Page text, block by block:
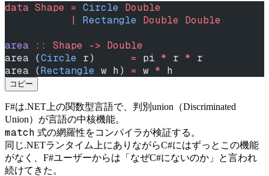
data Shape = Circle Double
           |
Rectangle Double Double
area :: Shape -> Double
area (Circle r) = pi * r * r
area (Rectangle w h) = w * h
コピー
F#は.NET上の関数型言語で、判別union（Discriminated
Union）が言語の中核機能。
match 式の網羅性をコンパイラが検証する。
同じ.NETランタイム上にありながらC#にはずっとこの機能
がなく、F#ユーザーからは「なぜC#にないのか」と言われ
続けてきた。